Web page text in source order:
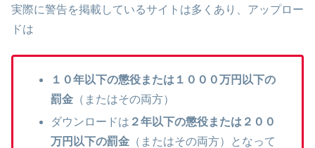
実際に警告を掲載しているサイトは多くあり、アップロー
ドは
１０年以下の懲役または１０００万円以下の
罰金 （またはその両方）
ダウンロードは ２年以下の懲役または２００
万円以下の罰金 （またはその両方）となって